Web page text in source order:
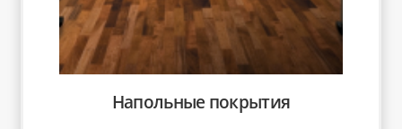
Напольные покрытия